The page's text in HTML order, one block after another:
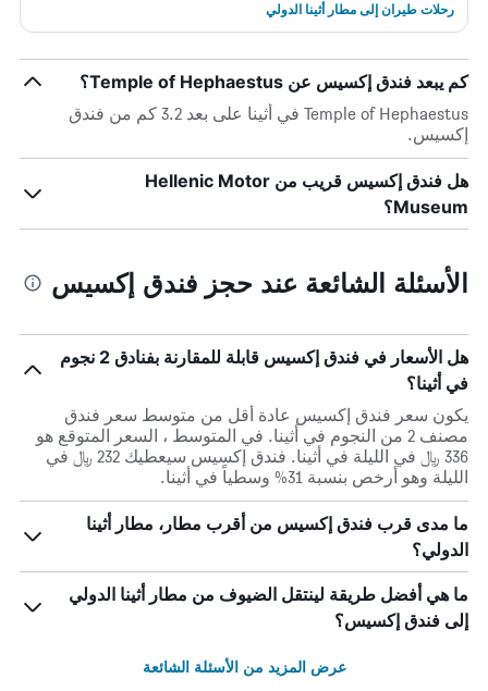
رحلات طيران إلى مطار أثينا الدولي
كم يبعد فندق إكسيس عن Temple of Hephaestus؟
Temple of Hephaestus في أثينا على بعد 3.2 كم من فندق
إكسيس.
هل فندق إكسيس قريب من Hellenic Motor
Museum؟
الأسئلة الشائعة عند حجز فندق إكسيس
هل الأسعار في فندق إكسيس قابلة للمقارنة بفنادق 2 نجوم
في أثينا؟
يكون سعر فندق إكسيس عادة أقل من متوسط ​​سعر فندق
مصنف 2 من النجوم في أثينا. في المتوسط ، السعر المتوقع هو
336 ﷼ في الليلة في أثينا. فندق إكسيس سيعطيك 232 ﷼ في
الليلة وهو أرخص بنسبة 31% وسطياً في أثينا.
ما مدى قرب فندق إكسيس من أقرب مطار، مطار أثينا
الدولي؟
ما هي أفضل طريقة لينتقل الضيوف من مطار أثينا الدولي
إلى فندق إكسيس؟
عرض المزيد من الأسئلة الشائعة